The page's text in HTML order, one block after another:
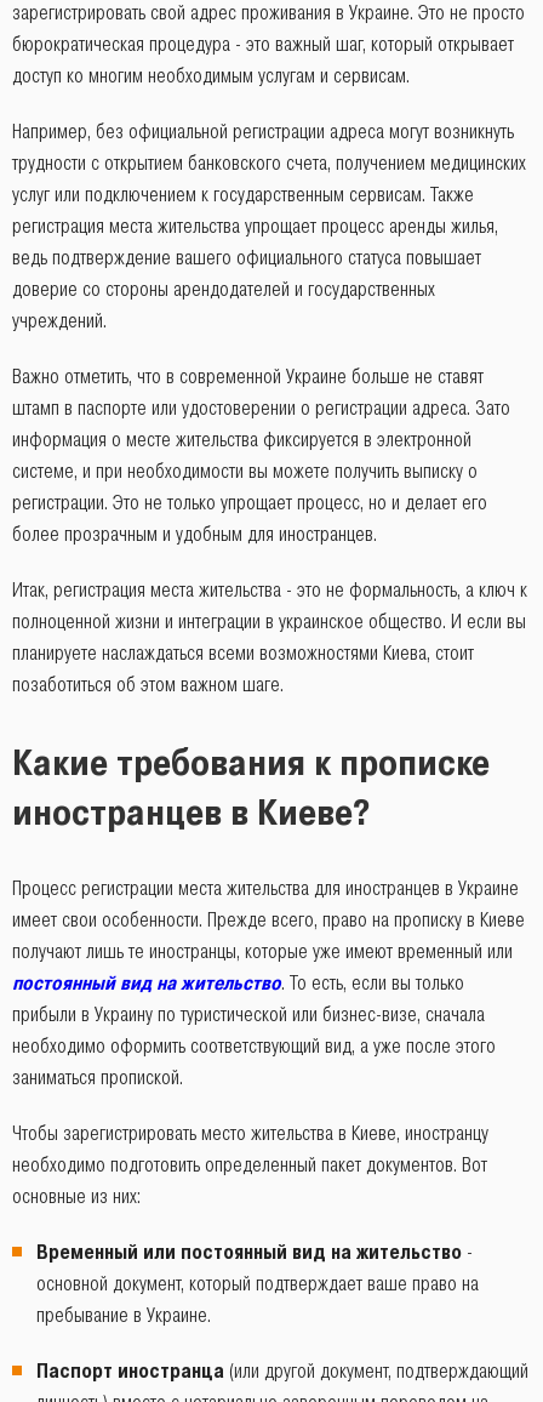
зарегистрировать свой адрес проживания в Украине. Это не просто
бюрократическая процедура - это важный шаг, который открывает
доступ ко многим необходимым услугам и сервисам.
Например, без официальной регистрации адреса могут возникнуть
трудности с открытием банковского счета, получением медицинских
услуг или подключением к государственным сервисам. Также
регистрация места жительства упрощает процесс аренды жилья,
ведь подтверждение вашего официального статуса повышает
доверие со стороны арендодателей и государственных
учреждений.
Важно отметить, что в современной Украине больше не ставят
штамп в паспорте или удостоверении о регистрации адреса. Зато
информация о месте жительства фиксируется в электронной
системе, и при необходимости вы можете получить выписку о
регистрации. Это не только упрощает процесс, но и делает его
более прозрачным и удобным для иностранцев.
Итак, регистрация места жительства - это не формальность, а ключ к
полноценной жизни и интеграции в украинское общество. И если вы
планируете наслаждаться всеми возможностями Киева, стоит
позаботиться об этом важном шаге.
Какие требования к прописке
иностранцев в Киеве?
Процесс регистрации места жительства для иностранцев в Украине
имеет свои особенности. Прежде всего, право на прописку в Киеве
получают лишь те иностранцы, которые уже имеют временный или
постоянный вид на жительство. То есть, если вы только
прибыли в Украину по туристической или бизнес-визе, сначала
необходимо оформить соответствующий вид, а уже после этого
заниматься пропиской.
Чтобы зарегистрировать место жительства в Киеве, иностранцу
необходимо подготовить определенный пакет документов. Вот
основные из них:
Временный или постоянный вид на жительство -
основной документ, который подтверждает ваше право на
пребывание в Украине.
Паспорт иностранца (или другой документ, подтверждающий